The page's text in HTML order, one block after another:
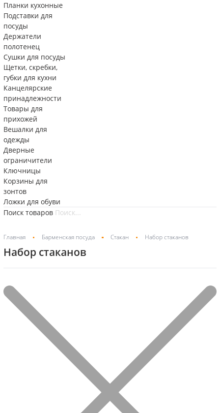
Планки кухонные
Подставки для
посуды
Держатели
полотенец
Сушки для посуды
Щетки, скребки,
губки для кухни
Канцелярские
принадлежности
Товары для
прихожей
Вешалки для
одежды
Дверные
ограничители
Ключницы
Корзины для
зонтов
Ложки для обуви
Поиск товаров
Главная Барменская посуда Стакан Набор стаканов
Набор стаканов
Фильтр
Отображение 1–20 из 81